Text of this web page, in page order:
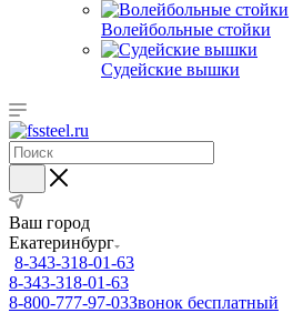
Волейбольные стойки
Судейские вышки
Ваш город
Екатеринбург
8-343-318-01-63
8-343-318-01-63
8-800-777-97-03Звонок бесплатный